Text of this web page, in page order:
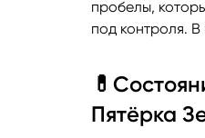
пробелы,
под контроля. В
Пятёрка